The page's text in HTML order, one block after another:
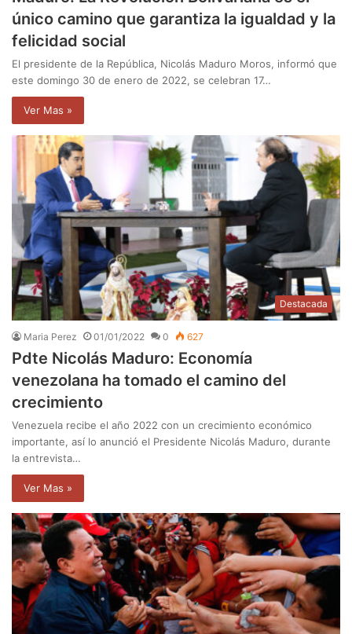
único camino que garantiza la igualdad y la
felicidad social
El presidente de la República, Nicolás Maduro Moros, informó que
este domingo 30 de enero de 2022, se celebran 17…
Ver Mas »
Destacada
Maria Perez 01/01/2022 0 627
Pdte Nicolás Maduro: Economía
venezolana ha tomado el camino del
crecimiento
Venezuela recibe el año 2022 con un crecimiento económico
importante, así lo anunció el Presidente Nicolás Maduro, durante
la entrevista…
Ver Mas »